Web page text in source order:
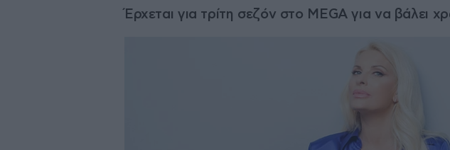
Έρχεται για τρίτη σεζόν στο MEGA για να βάλει